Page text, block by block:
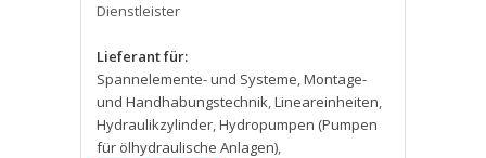
Dienstleister
Lieferant für:
Spannelemente- und Systeme,Montage-
und Handhabungstechnik,Lineareinheiten,
Hydraulikzylinder,Hydropumpen (Pumpen
für ölhydraulische Anlagen),